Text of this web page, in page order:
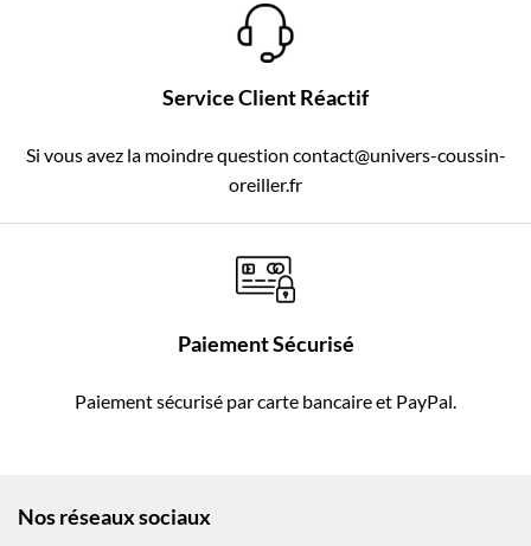
Service Client Réactif
Si vous avez la moindre question contact@univers-coussin-
oreiller.fr
Paiement Sécurisé
Paiement sécurisé par carte bancaire et PayPal.
Nos réseaux sociaux